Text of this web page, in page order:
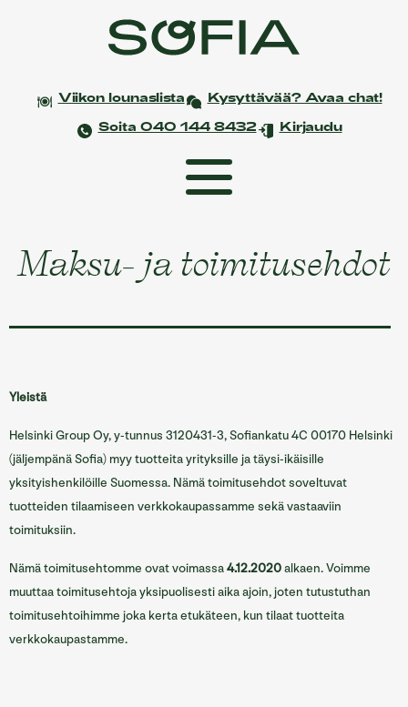
Viikon lounaslista
Kysyttävää? Avaa chat!
Soita 040 144 8432
Kirjaudu
Etusivu
Tapahtumat ja kokoukset
Juhlat
Sofian ravintolat
Sofian tilat
Info/Historia
English
Maksu- ja toimitusehdot
Yleistä
Helsinki Group Oy, y-tunnus 3120431-3,Sofiankatu 4C 00170 Helsinki
(jäljempänä Sofia) myy tuotteita yrityksille ja täysi-ikäisille
yksityishenkilöille Suomessa. Nämä toimitusehdot soveltuvat
tuotteiden tilaamiseen verkkokaupassamme sekä vastaaviin
toimituksiin.
Nämä toimitusehtomme ovat voimassa4.12.2020alkaen. Voimme
muuttaa toimitusehtoja yksipuolisesti aika ajoin, joten tutustuthan
toimitusehtoihimme joka kerta etukäteen, kun tilaat tuotteita
verkkokaupastamme.